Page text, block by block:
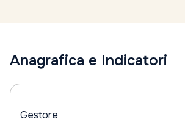
Anagrafica e Indicatori
Gestore